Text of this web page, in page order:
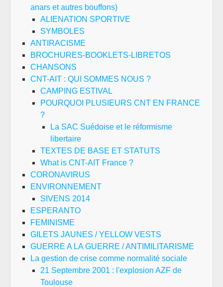
anars et autres bouffons)
ALIENATION SPORTIVE
SYMBOLES
ANTIRACISME
BROCHURES-BOOKLETS-LIBRETOS
CHANSONS
CNT-AIT : QUI SOMMES NOUS ?
CAMPING ESTIVAL
POURQUOI PLUSIEURS CNT EN FRANCE
?
La SAC Suédoise et le réformisme
libertaire
TEXTES DE BASE ET STATUTS
What is CNT-AIT France ?
CORONAVIRUS
ENVIRONNEMENT
SIVENS 2014
ESPERANTO
FEMINISME
GILETS JAUNES / YELLOW VESTS
GUERRE A LA GUERRE / ANTIMILITARISME
La gestion de crise comme normalité sociale
21 Septembre 2001 : l'explosion AZF de
Toulouse